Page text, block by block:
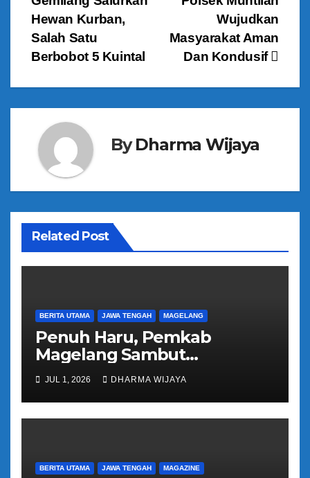
v
i
g
a
s
p
o
s
Wujudkan
Masyarakat Aman
Dan Kondusif
Hewan Kurban,
Salah Satu
Berbobot 5 Kuintal
ByDharma Wijaya
Related Post
BERITA UTAMA JAWA TENGAH MAGELANG
Penuh Haru, Pemkab
Magelang Sambut
Kepulangan Jemaah Haji
Kloter 81
JUL 1, 2026 DHARMA WIJAYA
BERITA UTAMA JAWA TENGAH MAGAZINE